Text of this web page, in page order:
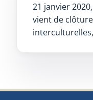
21 janvier
vient de